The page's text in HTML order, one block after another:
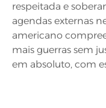
respeitada e
agendas externas
americano
mais guerras sem
em absoluto, com